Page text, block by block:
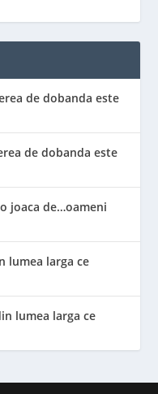
de dobanda este
de dobanda este
joaca de…oameni
lumea larga ce
lumea larga ce